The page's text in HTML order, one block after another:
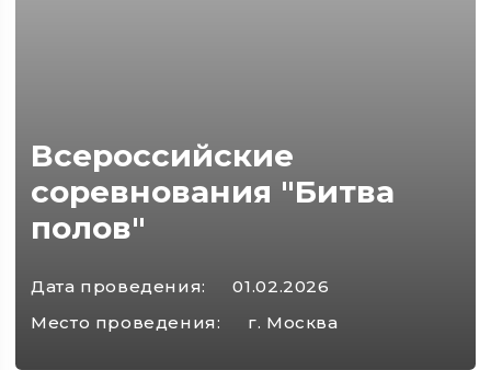
Всероссийские
соревнования "Битва
полов"
Дата проведения:
01.02.2026
Место проведения:
г. Москва